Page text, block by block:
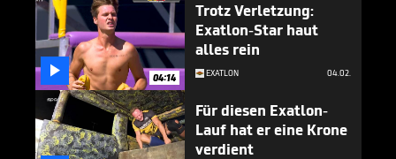
 04:14
Trotz Verletzung:
Exatlon-Star haut
alles rein
EXATLON 04.02.
Für diesen Exatlon-
Lauf hat er eine Krone
verdient